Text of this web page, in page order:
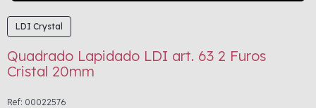
LDI Crystal
Quadrado Lapidado LDI art. 63 2 Furos
Cristal 20mm
Ref: 00022576